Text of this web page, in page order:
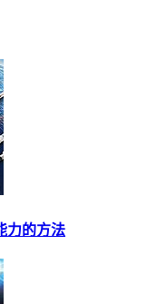
力的方法